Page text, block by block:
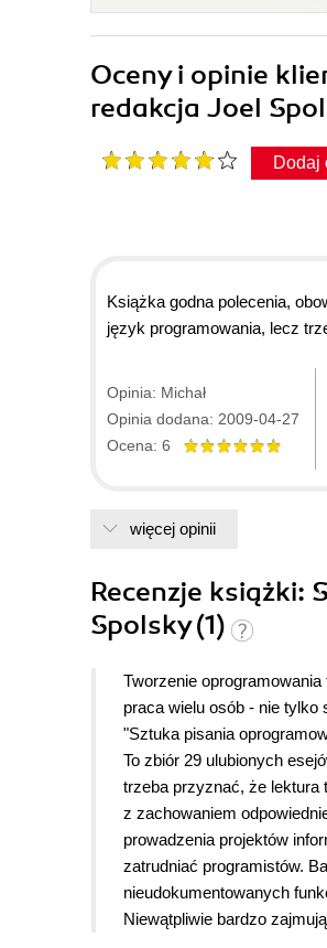
Oceny i opinie
redakcja Joel
Dodaj
Książka godna polecenia,
język programowania, lecz
Opinia: Michał
Opinia dodana: 2009-04-27
Ocena: 6
więcej opinii
Recenzje książki:
Spolsky (1)
Tworzenie
praca wielu osób - nie
"Sztuka pisania
To zbiór 29 ulubionych
trzeba przyznać, że lektura
z zachowaniem
prowadzenia projektów
zatrudniać programistów.
nieudokumentowanych
Niewątpliwie bardzo